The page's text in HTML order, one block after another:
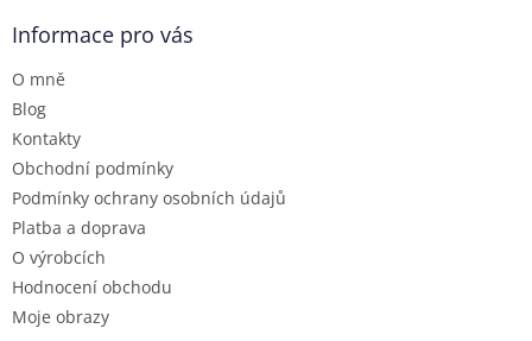
Informace pro vás
O mně
Blog
Kontakty
Obchodní podmínky
Podmínky ochrany osobních údajů
Platba a doprava
O výrobcích
Hodnocení obchodu
Moje obrazy